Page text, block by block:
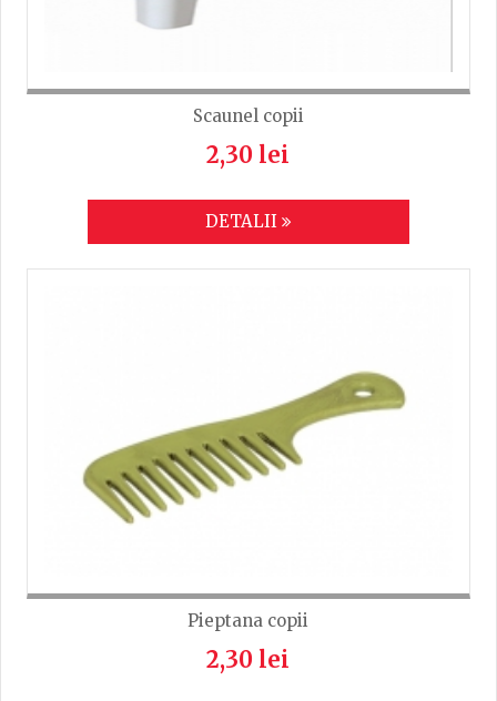
Scaunel copii
2,30 lei
DETALII
Pieptana copii
2,30 lei